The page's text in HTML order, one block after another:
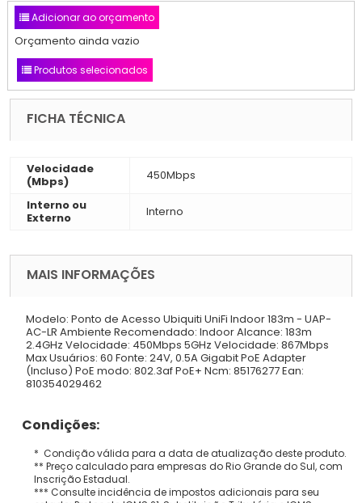
Adicionar ao orçamento
Orçamento ainda vazio
Produtos selecionados
FICHA TÉCNICA
Velocidade
(Mbps)
450Mbps
Interno ou
Externo
Interno
MAIS INFORMAÇÕES
Modelo: Ponto de Acesso Ubiquiti UniFi Indoor 183m - UAP-
AC-LR Ambiente Recomendado: Indoor Alcance: 183m
2.4GHz Velocidade: 450Mbps 5GHz Velocidade: 867Mbps
Max Usuários: 60 Fonte: 24V, 0.5A Gigabit PoE Adapter
(Incluso) PoE modo: 802.3af PoE+ Ncm: 85176277 Ean:
810354029462
Condições:
* Condição válida para a data de atualização deste produto.
** Preço calculado para empresas do Rio Grande do Sul, com
Inscrição Estadual.
*** Consulte incidência de impostos adicionais para seu